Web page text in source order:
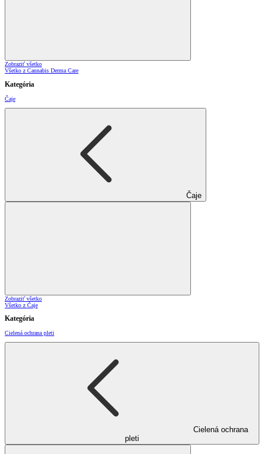
Zobraziť všetko
Všetko z Cannabis Derma Care
Kategória
Čaje
Čaje
Zobraziť všetko
Všetko z Čaje
Kategória
Cielená ochrana pleti
Cielená ochrana
pleti